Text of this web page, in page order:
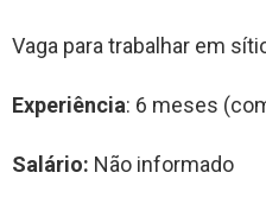
Vaga para trabalhar em
Experiência: 6 meses
Salário: Não informado